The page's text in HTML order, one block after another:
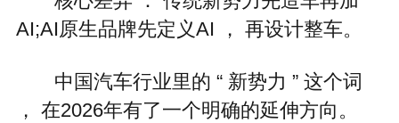
AI;AI原生品牌先定义AI ， 再设计整车。
中国汽车行业里的 “ 新势力 ” 这个词
， 在2026年有了一个明确的延伸方向。